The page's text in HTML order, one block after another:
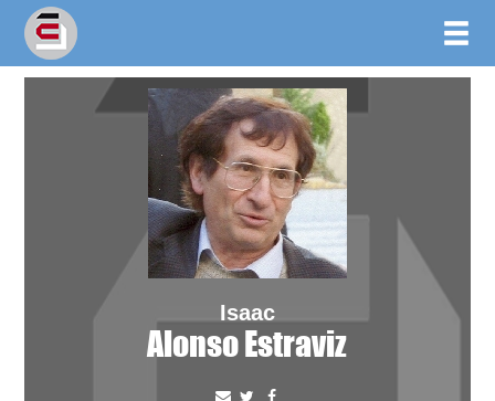
Isaac
Alonso Estraviz